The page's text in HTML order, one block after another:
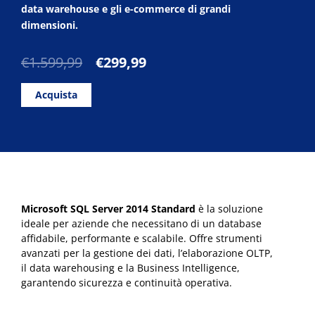
data warehouse e gli e-commerce di grandi
dimensioni.
€1.599,99
Il
€299,99Il
Acquista
Microsoft SQL Server 2014 Standard è la soluzione
ideale per aziende che necessitano di un database
affidabile, performante e scalabile. Offre strumenti
avanzati per la gestione dei dati, l’elaborazione OLTP,
il data warehousing e la Business Intelligence,
garantendo sicurezza e continuità operativa.